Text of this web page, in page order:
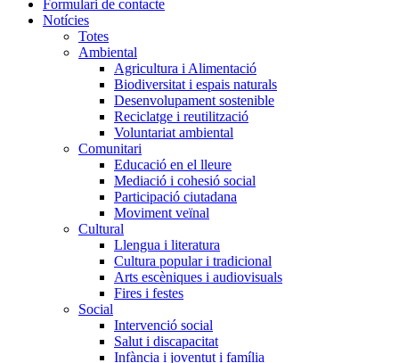
Navegació
principal
Formulari de contacte
Notícies
Totes
Ambiental
Agricultura i Alimentació
Biodiversitat i espais naturals
Desenvolupament sostenible
Reciclatge i reutilització
Voluntariat ambiental
Comunitari
Educació en el lleure
Mediació i cohesió social
Participació ciutadana
Moviment veïnal
Cultural
Llengua i literatura
Cultura popular i tradicional
Arts escèniques i audiovisuals
Fires i festes
Social
Intervenció social
Salut i discapacitat
Infància i joventut i família